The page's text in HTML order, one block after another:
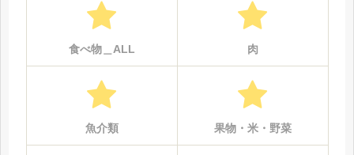
食べ物＿ALL 肉
魚介類 果物・米・野菜